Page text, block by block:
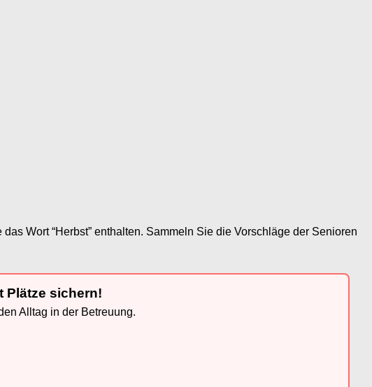
Wort “Herbst” enthalten. Sammeln Sie die Vorschläge der Senioren
Plätze sichern!
Alltag in der Betreuung.